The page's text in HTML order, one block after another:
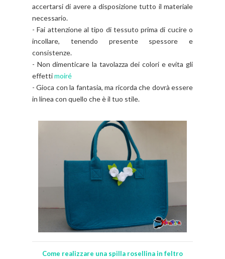
accertarsi di avere a disposizione tutto il materiale
necessario.
- Fai attenzione al tipo di tessuto prima di cucire o
incollare, tenendo presente spessore e
consistenze.
- Non dimenticare la tavolazza dei colori e evita gli
effettimoiré
- Gioca con la fantasia, ma ricorda che dovrà essere
in linea con quello che è il tuo stile.
Come realizzare una spilla rosellina in feltro